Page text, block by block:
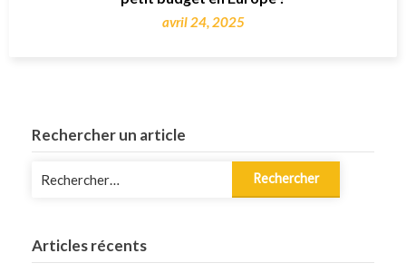
avril 24, 2025
Rechercher un article
Articles récents